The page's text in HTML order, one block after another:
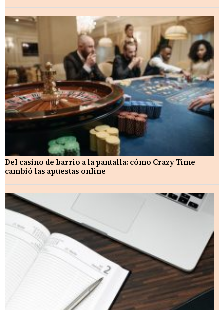
Del casino de barrio a la pantalla: cómo Crazy Time
cambió las apuestas online